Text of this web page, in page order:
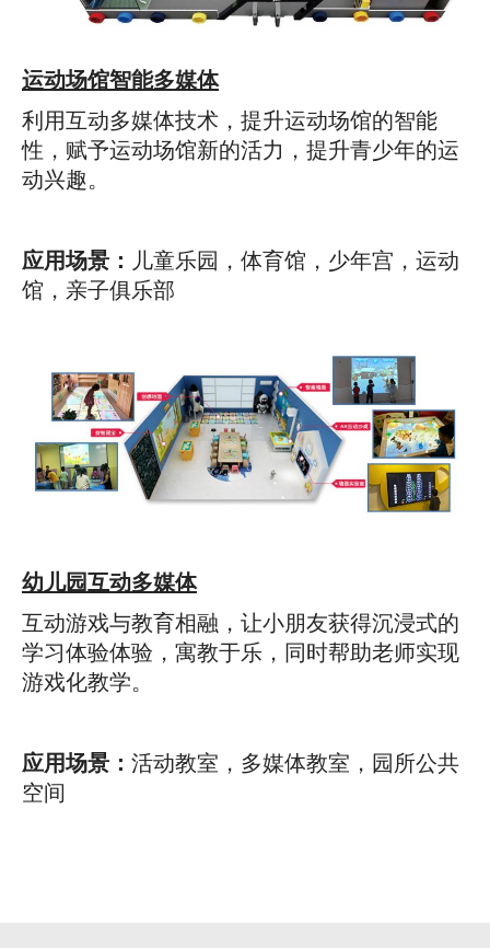
运动场馆智能多媒体
利用互动多媒体技术，提升运动场馆的智能
性，赋予运动场馆新的活力，提升青少年的运
动兴趣。
应用场景： 儿童乐园，体育馆，少年宫，运动
馆，亲子俱乐部
幼儿园互动多媒体
互动游戏与教育相融，让小朋友获得沉浸式的
学习体验体验，寓教于乐，同时帮助老师实现
游戏化教学。
应用场景： 活动教室，多媒体教室，园所公共
空间